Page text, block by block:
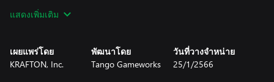
*Each of the Chai Outfits includes an alternate robot arm, scarf,
Note: Gears are immediately available after purchase. Players get
แสดงเพิ่มเติม
เผยแพร่โดย
KRAFTON, Inc.
พัฒนาโดย
Tango Gameworks
วันที่วางจำหน่าย
25/1/2566